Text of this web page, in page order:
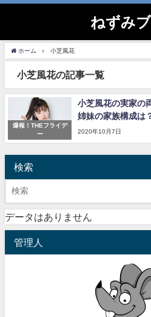
ねずみ
ホーム 小芝風花
小芝風花の記事一覧
爆報！THEフライデ
ー
小芝風花の実家の
姉妹の家族構成は
2020年10月7日
検索
データはありません
管理人